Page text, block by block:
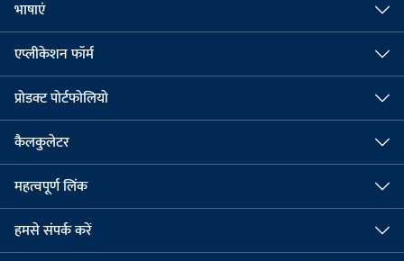
भाषाएं
एप्लीकेशन फॉर्म
प्रोडक्ट पोर्टफोलियो
कैलकुलेटर
महत्वपूर्ण लिंक
हमसे संपर्क करें